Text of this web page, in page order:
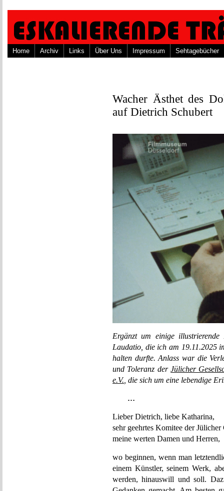
Home Archiv Links Über Uns Impressum Sehtagebücher
Wacher Ästhet des
auf Dietrich Schubert
Ergänzt um einige
Laudatio, die ich am 19.11.2025
halten durfte. Anlass war die
und Toleranz derJülicher
e.V. , die sich um eine lebendige
…
Lieber Dietrich, liebe Katharina,
sehr geehrtes Komitee der Jülicher
meine werten Damen und Herren,
wo beginnen, wenn man
einem Künstler, seinem Werk,
werden, hinauswill und soll.